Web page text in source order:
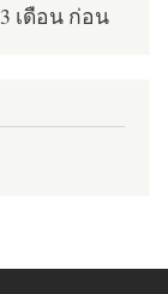
เดือน ก่อน